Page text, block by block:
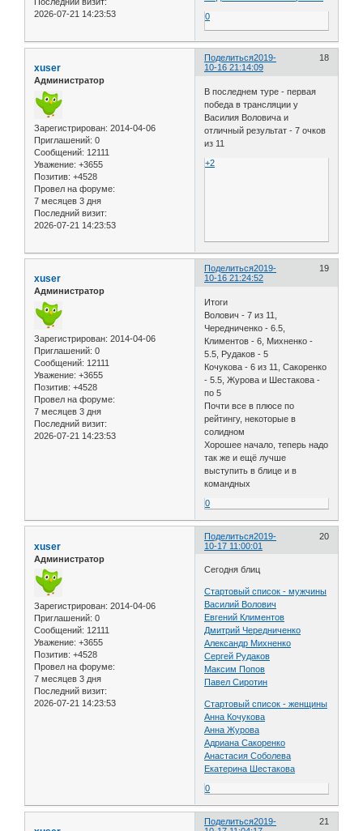
2026-07-21 14:23:53
0
Поделиться 18
2019-
10-16 21:14:09
xuser
Администратор
Зарегистрирован: 2014-04-06
Приглашений: 0
Сообщений: 12111
Уважение: +3655
Позитив: +4528
Провел на форуме:
7 месяцев 3 дня
Последний визит:
2026-07-21 14:23:53
В последнем туре - первая
победа в трансляции у
Василия Воловича и
отличный результат - 7 очков
из 11
+2
Поделиться 19
2019-
10-16 21:24:52
xuser
Администратор
Зарегистрирован: 2014-04-06
Приглашений: 0
Сообщений: 12111
Уважение: +3655
Позитив: +4528
Провел на форуме:
7 месяцев 3 дня
Последний визит:
2026-07-21 14:23:53
Итоги
Волович - 7 из 11,
Чередниченко - 6.5,
Климентов - 6, Михненко -
5.5, Рудаков - 5
Кочукова - 6 из 11, Сакоренко
- 5.5, Журова и Шестакова -
по 5
Почти все в плюсе по
рейтингу, некоторые в
солидном
Хорошее начало, теперь надо
так же и ещё лучше
выступить в блице и в
командных
0
Поделиться 20
2019-
10-17 11:00:01
xuser
Администратор
Зарегистрирован: 2014-04-06
Приглашений: 0
Сообщений: 12111
Уважение: +3655
Позитив: +4528
Провел на форуме:
7 месяцев 3 дня
Последний визит:
2026-07-21 14:23:53
Сегодня блиц
Стартовый список - мужчины
Василий Волович
Евгений Климентов
Дмитрий Чередниченко
Александр Михненко
Сергей Рудаков
Максим Попов
Павел Сиротин
Стартовый список - женщины
Анна Кочукова
Анна Журова
Адриана Сакоренко
Анастасия Соболева
Екатерина Шестакова
0
Поделиться 21
2019-